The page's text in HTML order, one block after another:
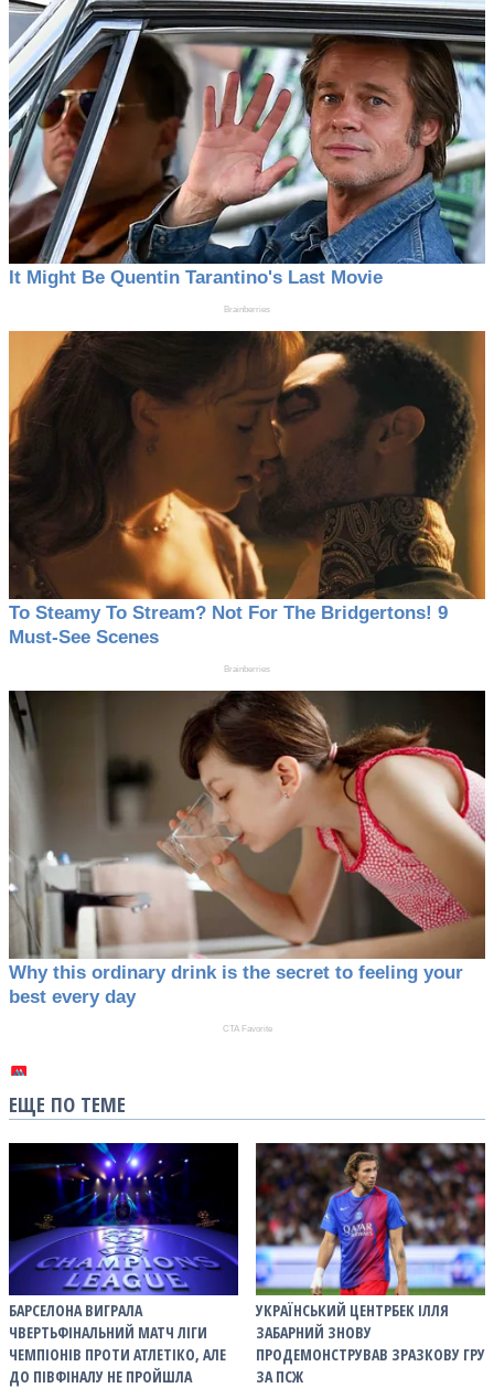
ЕЩЕ ПО ТЕМЕ
БАРСЕЛОНА ВИГРАЛА
ЧВЕРТЬФІНАЛЬНИЙ МАТЧ ЛІГИ
ЧЕМПІОНІВ ПРОТИ АТЛЕТІКО, АЛЕ
ДО ПІВФІНАЛУ НЕ ПРОЙШЛА
УКРАЇНСЬКИЙ ЦЕНТРБЕК ІЛЛЯ
ЗАБАРНИЙ ЗНОВУ
ПРОДЕМОНСТРУВАВ ЗРАЗКОВУ ГРУ
ЗА ПСЖ